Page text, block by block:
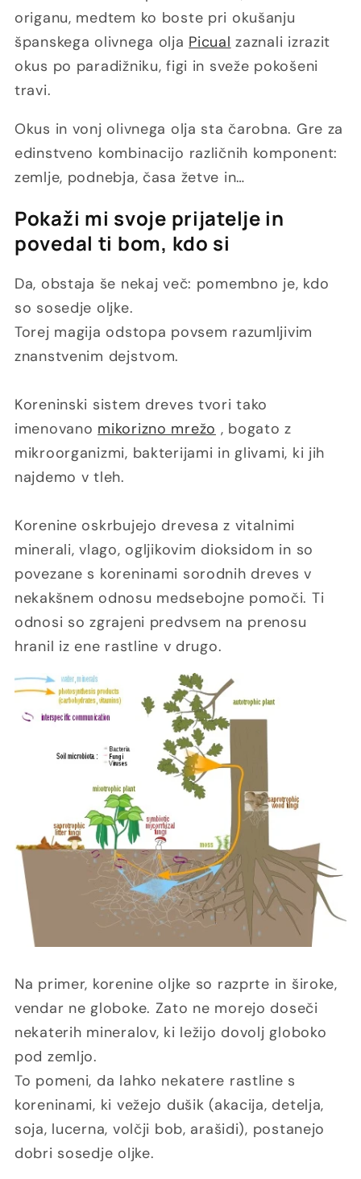
origanu, medtem ko boste pri okušanju
španskega olivnega olja Picual zaznali izrazit
okus po paradižniku, figi in sveže pokošeni
travi.
Okus in vonj olivnega olja sta čarobna. Gre za
edinstveno kombinacijo različnih komponent:
zemlje, podnebja, časa žetve in…
Pokaži mi svoje prijatelje in
povedal ti bom, kdo si
Da, obstaja še nekaj več: pomembno je, kdo
so sosedje oljke.
Torej magija odstopa povsem razumljivim
znanstvenim dejstvom.
Koreninski sistem dreves tvori tako
imenovano mikorizno mrežo , bogato z
mikroorganizmi, bakterijami in glivami, ki jih
najdemo v tleh.
Korenine oskrbujejo drevesa z vitalnimi
minerali, vlago, ogljikovim dioksidom in so
povezane s koreninami sorodnih dreves v
nekakšnem odnosu medsebojne pomoči. Ti
odnosi so zgrajeni predvsem na prenosu
hranil iz ene rastline v drugo.
Na primer, korenine oljke so razprte in široke,
vendar ne globoke. Zato ne morejo doseči
nekaterih mineralov, ki ležijo dovolj globoko
pod zemljo.
To pomeni, da lahko nekatere rastline s
koreninami, ki vežejo dušik (akacija, detelja,
soja, lucerna, volčji bob, arašidi), postanejo
dobri sosedje oljke.